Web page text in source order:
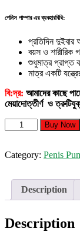
পেনিস পাম্পার এর ব্যবহারবিধি:
প্রতিদিন
বয়স ও শারীরিক
শুধুমাত্র প্রাপ্ত
মাত্র একটি
বি:দ্র: আমাদের কাছে
মেয়াদোত্তীর্ণ ও
US
Penis
quantity
Buy Now
Category: Penis
Description
Description